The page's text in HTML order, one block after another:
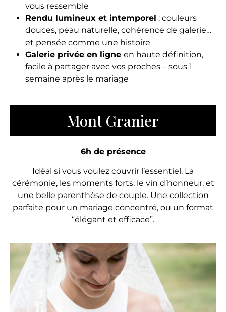
vous ressemble
Rendu lumineux et intemporel : couleurs
douces, peau naturelle, cohérence de galerie…
et pensée comme une histoire
Galerie privée en ligne en haute définition,
facile à partager avec vos proches – sous 1
semaine après le mariage
Mont Granier
6h de présence
Idéal si vous voulez couvrir l’essentiel. La
cérémonie, les moments forts, le vin d’honneur, et
une belle parenthèse de couple. Une collection
parfaite pour un mariage concentré, ou un format
“élégant et efficace”.